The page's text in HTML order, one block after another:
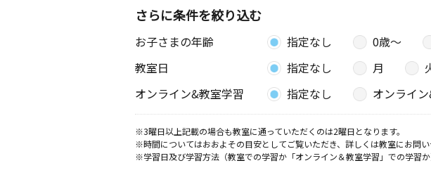
さらに条件を絞り込む
お子さまの年齢 指定なし 0歳〜
教室日
指定なし 月
オンライン&教室学習
指定なし オンライ
※3曜日以上記載の場合も教室に通っていただくのは2曜日となります。
※時間についてはおおよその目安としてご覧いただき、詳しくは教室にお問
※学習日及び学習方法（教室での学習か「オンライン＆教室学習」での学習